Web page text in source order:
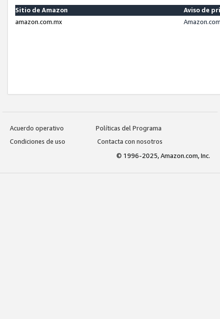
Sitio de Amazon
Aviso de
amazon.com.mx
Acuerdo operativo
Políticas del Programa
Condiciones de uso
Contacta con nosotros
© 1996-2025, Amazon.com, Inc.